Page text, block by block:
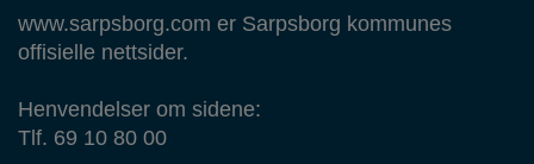
www.sarpsborg.com er Sarpsborg kommunes
offisielle nettsider.
Henvendelser om sidene:
Tlf. 69 10 80 00